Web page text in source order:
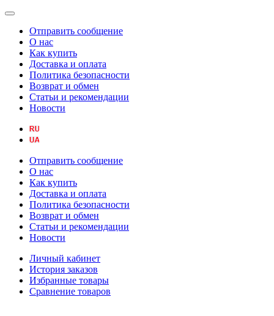
Отправить сообщение
О нас
Как купить
Доставка и оплата
Политика безопасности
Возврат и обмен
Статьи и рекомендации
Новости
Отправить сообщение
О нас
Как купить
Доставка и оплата
Политика безопасности
Возврат и обмен
Статьи и рекомендации
Новости
Личный кабинет
История заказов
Избранные товары
Сравнение товаров